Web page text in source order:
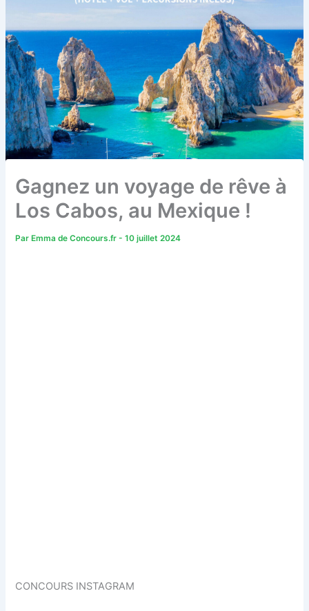
Gagnez un voyage de rêve à
Los Cabos, au Mexique !
ParEmma de Concours.fr-10 juillet 2024
CONCOURS INSTAGRAM